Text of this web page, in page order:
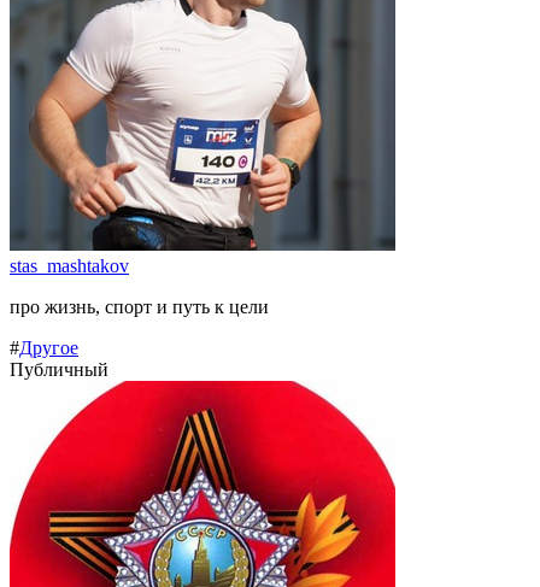
stas_mashtakov
про жизнь, спорт и путь к цели
#Другое
Публичный